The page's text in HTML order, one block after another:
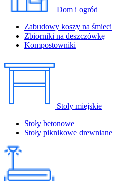
Dom i ogród
Zabudowy koszy na śmieci
Zbiorniki na deszczówkę
Kompostowniki
Stoły miejskie
Stoły betonowe
Stoły piknikowe drewniane